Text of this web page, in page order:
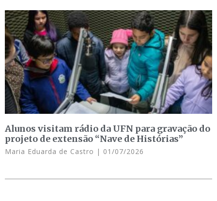
Alunos visitam rádio da UFN para gravação do
projeto de extensão “Nave de Histórias”
Maria Eduarda de Castro 01/07/2026